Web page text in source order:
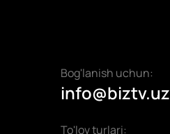
Bog'lanish uchun:
info@biztv.uz
To'lov turlari: